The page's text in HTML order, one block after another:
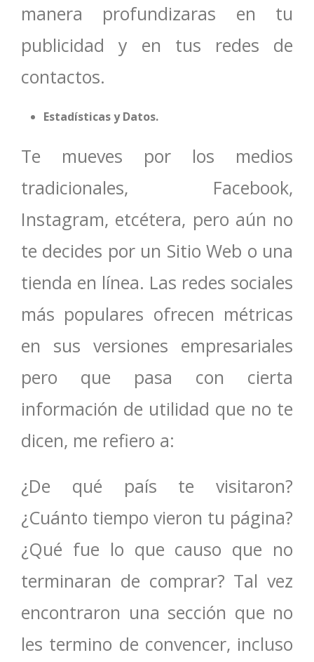
manera profundizaras en tu
publicidad y en tus redes de
contactos.
Estadísticas y Datos.
Te mueves por los medios
tradicionales, Facebook,
Instagram, etcétera, pero aún no
te decides por un Sitio Web o una
tienda en línea. Las redes sociales
más populares ofrecen métricas
en sus versiones empresariales
pero que pasa con cierta
información de utilidad que no te
dicen, me refiero a:
¿De qué país te visitaron?
¿Cuánto tiempo vieron tu página?
¿Qué fue lo que causo que no
terminaran de comprar? Tal vez
encontraron una sección que no
les termino de convencer, incluso